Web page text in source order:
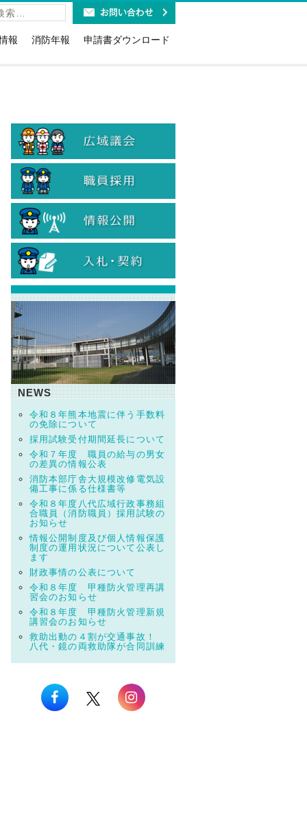
報
らせ
急通報システム
サイクル
警報器の設置・交換
館等に対する表示制度
の適切な取扱について
の公表制度
のための救急車利用ガイ
消防年報 申請書ダウンロード
危険物関係（法・条例・石油コンビ
計画・訓練・資格確認証交付等）
情報公開・個人情報関係
入札に関する各種様式
入札参加資格関係
煙火消費関係
患者等搬送事業者関係
NEWS
令和８年熊本地震に伴う手数料
の免除について
採用試験受付期間延長について
令和７年度 職員の給与の男女
の差異の情報公表
消防本部庁舎大規模改修電気設
備工事に係る仕様書等
令和８年度八代広域行政事務組
合職員（消防職員）採用試験の
お知らせ
情報公開制度及び個人情報保護
制度の運用状況について公表し
ます
財政事情の公表について
令和８年度 甲種防火管理再講
習会のお知らせ
令和８年度 甲種防火管理新規
講習会のお知らせ
救助出動の４割が交通事故！
八代・鏡の両救助隊が合同訓練